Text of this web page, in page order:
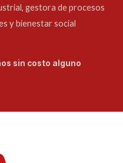
gestora de procesos
y bienestar social
sin costo alguno